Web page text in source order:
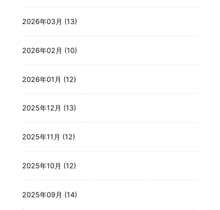
2026年03月 (13)
2026年02月 (10)
2026年01月 (12)
2025年12月 (13)
2025年11月 (12)
2025年10月 (12)
2025年09月 (14)